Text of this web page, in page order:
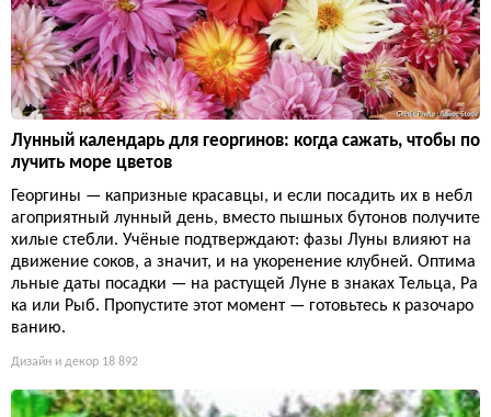
Лунный календарь для георгинов: когда сажать, чтобы по
лучить море цветов
Георгины — капризные красавцы, и если посадить их в небл
агоприятный лунный день, вместо пышных бутонов получите
хилые стебли. Учёные подтверждают: фазы Луны влияют на
движение соков, а значит, и на укоренение клубней. Оптима
льные даты посадки — на растущей Луне в знаках Тельца, Ра
ка или Рыб. Пропустите этот момент — готовьтесь к разочаро
ванию.
Дизайн и декор 18 892